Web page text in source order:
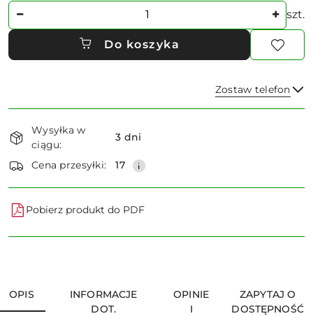
Ilość szt.
Do koszyka
Zostaw telefon
Dostępność
i
dostawa
Wysyłka w
ciągu:
3 dni
Cena przesyłki: 17
Pobierz produkt do PDF
OPIS
INFORMACJE
DOT.
OPINIE
I
ZAPYTAJ O
DOSTĘPNOŚĆ